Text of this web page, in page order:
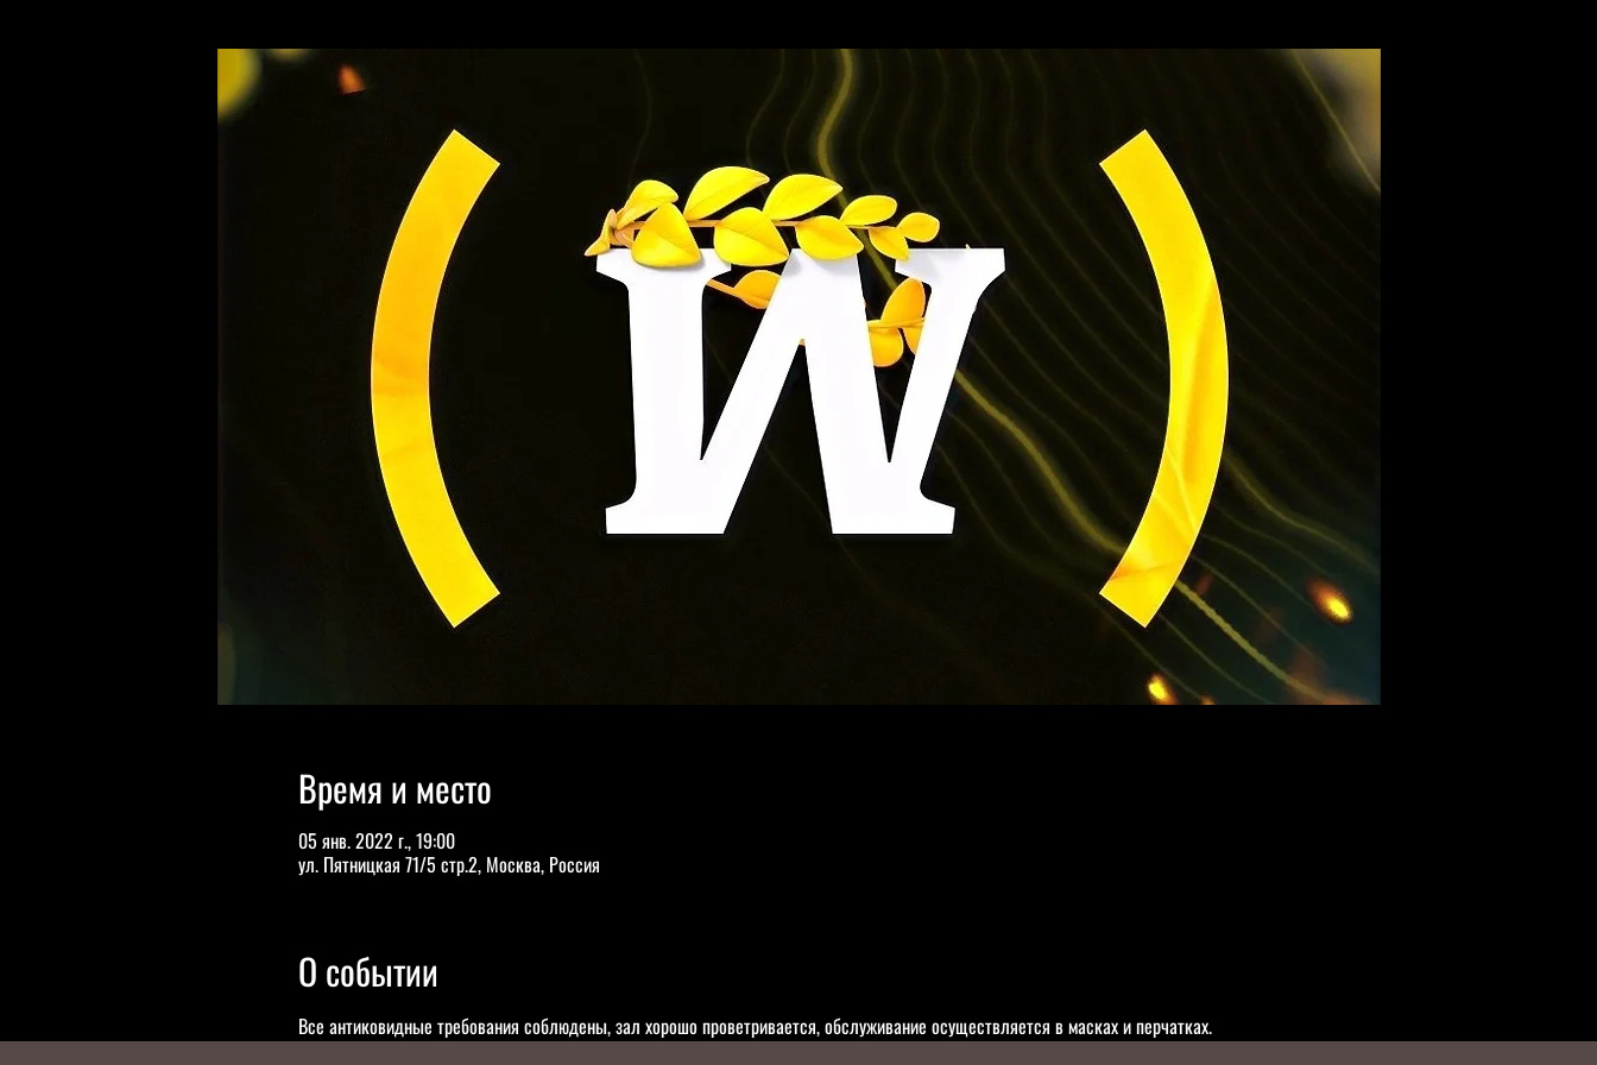
Время и место
05 янв. 2022 г., 19:00
ул. Пятницкая 71/5 стр.2, Москва, Россия
О событии
Все антиковидные требования соблюдены, зал хорошо проветривается, обслуживание осуществляется в масках и перчатках.